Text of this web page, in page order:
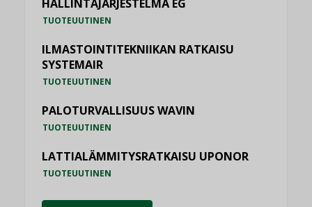
HALLINTAJÄRJESTELMÄ EG
TUOTEUUTINEN
ILMASTOINTITEKNIIKAN RATKAISU
SYSTEMAIR
TUOTEUUTINEN
PALOTURVALLISUUS WAVIN
TUOTEUUTINEN
LATTIALÄMMITYSRATKAISU UPONOR
TUOTEUUTINEN